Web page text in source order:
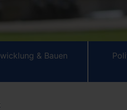
& Bauen